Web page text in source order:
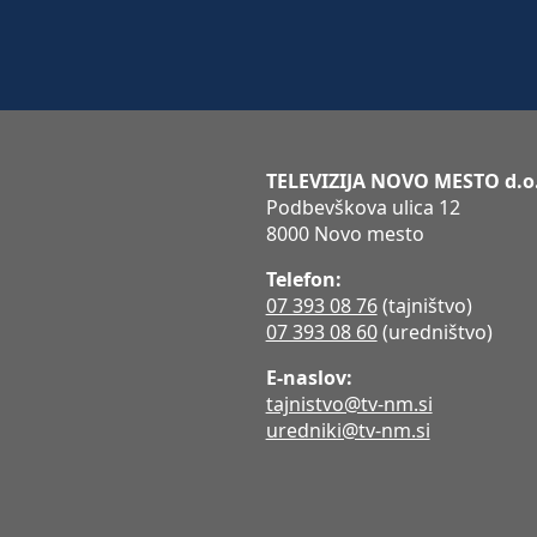
TELEVIZIJA NOVO MESTO
Podbevškova ulica 12
8000 Novo mesto
Telefon:
07 393 08 76(tajništvo)
07 393 08 60(uredništvo)
E-naslov:
tajnistvo@tv-nm.si
uredniki@tv-nm.si